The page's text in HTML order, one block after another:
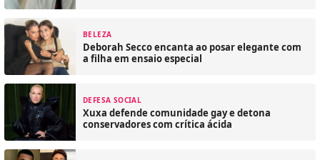
BELEZA
Deborah Secco encanta ao posar elegante com
a filha em ensaio especial
DEFESA SOCIAL
Xuxa defende comunidade gay e detona
conservadores com crítica ácida